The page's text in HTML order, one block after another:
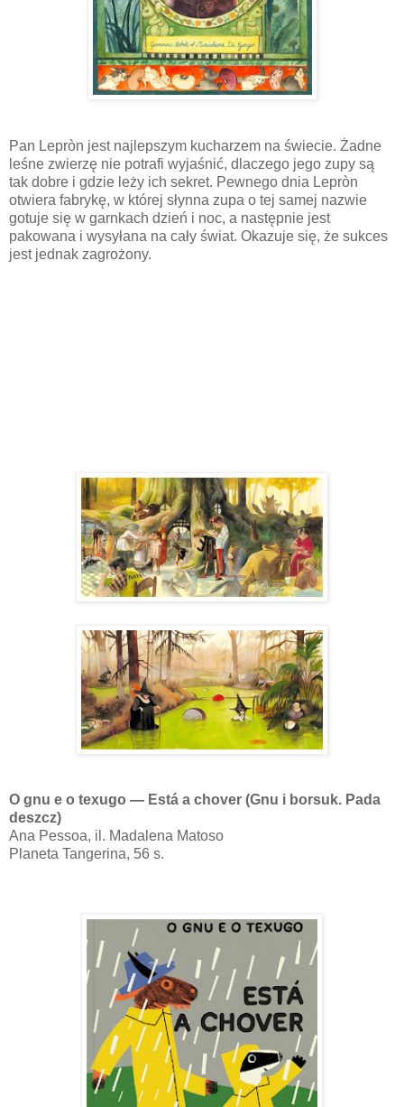
Pan Lepròn jest najlepszym kucharzem na świecie. Żadne
leśne zwierzę nie potrafi wyjaśnić, dlaczego jego zupy są
tak dobre i gdzie leży ich sekret. Pewnego dnia Lepròn
otwiera fabrykę, w której słynna zupa o tej samej nazwie
gotuje się w garnkach dzień i noc, a następnie jest
pakowana i wysyłana na cały świat. Okazuje się, że sukces
jest jednak zagrożony.
O gnu e o texugo — Está a chover (Gnu i borsuk. Pada
deszcz)
Ana Pessoa, il. Madalena Matoso
Planeta Tangerina, 56 s.